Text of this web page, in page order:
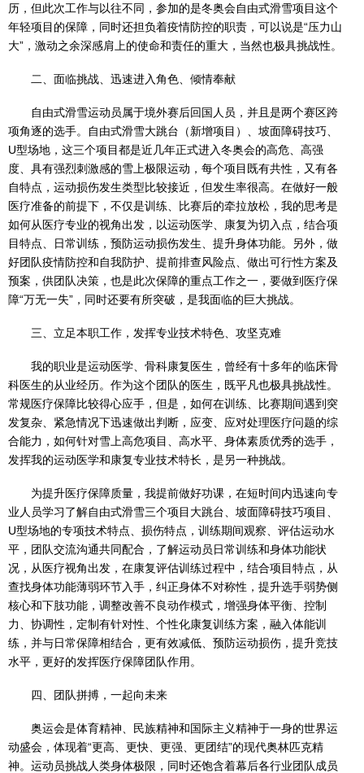
历，但此次工作与以往不同，参加的是冬奥会自由式滑雪项目这个
年轻项目的保障，同时还担负着疫情防控的职责，可以说是“压力山
大”，激动之余深感肩上的使命和责任的重大，当然也极具挑战性。
二、面临挑战、迅速进入角色、倾情奉献
自由式滑雪运动员属于境外赛后回国人员，并且是两个赛区跨
项角逐的选手。自由式滑雪大跳台（新增项目）、坡面障碍技巧、
U型场地，这三个项目都是近几年正式进入冬奥会的高危、高强
度、具有强烈刺激感的雪上极限运动，每个项目既有共性，又有各
自特点，运动损伤发生类型比较接近，但发生率很高。在做好一般
医疗准备的前提下，不仅是训练、比赛后的牵拉放松，我的思考是
如何从医疗专业的视角出发，以运动医学、康复为切入点，结合项
目特点、日常训练，预防运动损伤发生、提升身体功能。另外，做
好团队疫情防控和自我防护、提前排查风险点、做出可行性方案及
预案，供团队决策，也是此次保障的重点工作之一，要做到医疗保
障“万无一失”，同时还要有所突破，是我面临的巨大挑战。
三、立足本职工作，发挥专业技术特色、攻坚克难
我的职业是运动医学、骨科康复医生，曾经有十多年的临床骨
科医生的从业经历。作为这个团队的医生，既平凡也极具挑战性。
常规医疗保障比较得心应手，但是，如何在训练、比赛期间遇到突
发复杂、紧急情况下迅速做出判断，应变、应对处理医疗问题的综
合能力，如何针对雪上高危项目、高水平、身体素质优秀的选手，
发挥我的运动医学和康复专业技术特长，是另一种挑战。
为提升医疗保障质量，我提前做好功课，在短时间内迅速向专
业人员学习了解自由式滑雪三个项目大跳台、坡面障碍技巧项目、
U型场地的专项技术特点、损伤特点，训练期间观察、评估运动水
平，团队交流沟通共同配合，了解运动员日常训练和身体功能状
况，从医疗视角出发，在康复评估训练过程中，结合项目特点，从
查找身体功能薄弱环节入手，纠正身体不对称性，提升选手弱势侧
核心和下肢功能，调整改善不良动作模式，增强身体平衡、控制
力、协调性，定制有针对性、个性化康复训练方案，融入体能训
练，并与日常保障相结合，更有效减低、预防运动损伤，提升竞技
水平，更好的发挥医疗保障团队作用。
四、团队拼搏，一起向未来
奥运会是体育精神、民族精神和国际主义精神于一身的世界运
动盛会，体现着“更高、更快、更强、更团结”的现代奥林匹克精
神。运动员挑战人类身体极限，同时还饱含着幕后各行业团队成员